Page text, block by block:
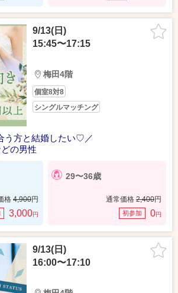
9/13(日)
15:45〜17:15
梅田4階
個室8対8
シングルマッチング
う方と結婚したい♡／
の男性
格 4,900円
3,000円
29〜36歳
通常価格 2,400円
初参加 0円
9/13(日)
16:00〜17:10